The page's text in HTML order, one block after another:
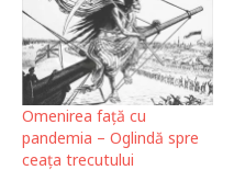
Omenirea față cu
pandemia – Oglindă spre
ceața trecutului